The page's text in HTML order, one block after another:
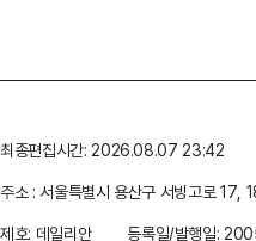
최종편집시간: 2026.08.07 23:42
주소 : 서울특별시 용산구 서빙고로 17,
제호: 데일리안
등록일/발행일: